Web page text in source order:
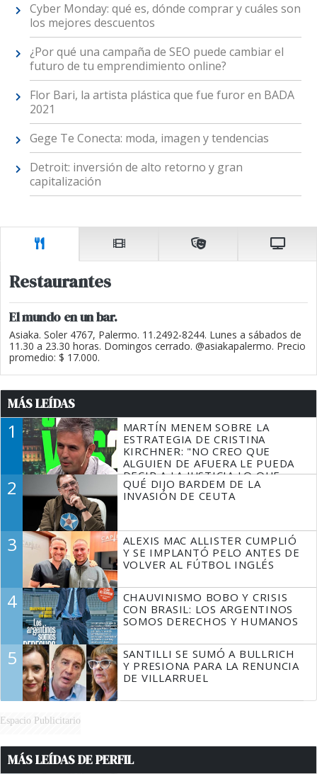
Cyber Monday: qué es, dónde comprar y cuáles son
los mejores descuentos
¿Por qué una campaña de SEO puede cambiar el
futuro de tu emprendimiento online?
Flor Bari, la artista plástica que fue furor en BADA
2021
Gege Te Conecta: moda, imagen y tendencias
Detroit: inversión de alto retorno y gran
capitalización
Restaurantes
El mundo en un bar.
Asiaka. Soler 4767, Palermo. 11.2492-8244. Lunes a sábados de
11.30 a 23.30 horas. Domingos cerrado. @asiakapalermo. Precio
promedio: $ 17.000.
MÁS LEÍDAS
1
MARTÍN MENEM SOBRE LA
ESTRATEGIA DE CRISTINA
KIRCHNER: "NO CREO QUE
ALGUIEN DE AFUERA LE PUEDA
DECIR A LA JUSTICIA LO QUE
TIENE QUE HACER"
2
QUÉ DIJO BARDEM DE LA
INVASIÓN DE CEUTA
3
ALEXIS MAC ALLISTER CUMPLIÓ
Y SE IMPLANTÓ PELO ANTES DE
VOLVER AL FÚTBOL INGLÉS
4
CHAUVINISMO BOBO Y CRISIS
CON BRASIL: LOS ARGENTINOS
SOMOS DERECHOS Y HUMANOS
5
SANTILLI SE SUMÓ A BULLRICH
Y PRESIONA PARA LA RENUNCIA
DE VILLARRUEL
Espacio Publicitario
MÁS LEÍDAS DE PERFIL